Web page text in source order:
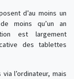
d’au moins un
moins qu’un an
est largement
des tablettes
l’ordinateur, mais